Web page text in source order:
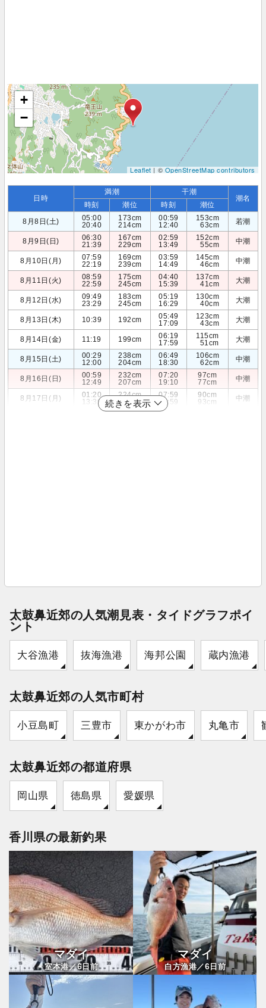
+
−
Leaflet| ©OpenStreetMap contributors
日時
満潮 干潮
潮名
時刻 潮位 時刻
潮位
8月8日(土)
05:00
20:40
173cm
214cm
00:59
12:40
153cm
63cm
若潮
8月9日(日)
06:30
21:39
167cm
229cm
02:59
13:49
152cm
55cm
中潮
8月10日(月)
07:59
22:19
169cm
239cm
03:59
14:49
145cm
46cm
中潮
8月11日(火)
08:59
22:59
175cm
245cm
04:40
15:39
137cm
41cm
大潮
8月12日(水)
09:49
23:29
183cm
245cm
05:19
16:29
130cm
40cm
大潮
8月13日(木) 10:39 192cm
05:49
17:09
123cm
43cm
大潮
8月14日(金) 11:19 199cm
06:19
17:59
115cm
51cm
大潮
8月15日(土)
00:29
12:00
238cm
204cm
06:49
18:30
106cm
62cm
中潮
8月16日(日)
00:59
12:49
232cm
207cm
07:20
19:10
97cm
77cm
中潮
8月17日(月)
01:20
13:39
224cm
206cm
07:59
19:59
90cm
93cm
中潮
続きを表示
太鼓鼻近郊の人気潮見表・タイドグラフポイ
ント
大谷漁港 抜海漁港 海邦公園 蔵内漁港
太鼓鼻近郊の人気市町村
小豆島町 三豊市 東かがわ市 丸亀市
太鼓鼻近郊の都道府県
岡山県 徳島県 愛媛県
香川県の最新釣果
マダイ
室本港／6日前
マダイ
白方漁港／6 日前